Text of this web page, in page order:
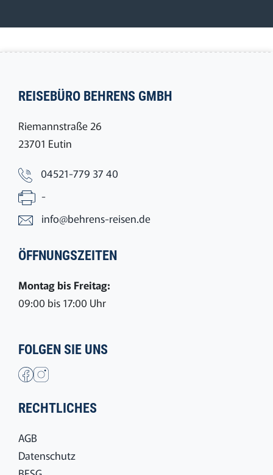
REISEBÜRO BEHRENS GMBH
Riemannstraße 26
23701 Eutin
04521-779 37 40
-
info@behrens-reisen.de
ÖFFNUNGSZEITEN
Montag bis Freitag:
09:00 bis 17:00 Uhr
FOLGEN SIE UNS
RECHTLICHES
AGB
Datenschutz